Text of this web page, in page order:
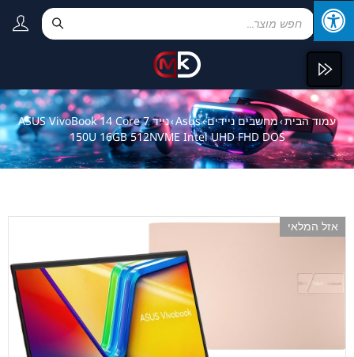
עמוד הבית›מחשבים ניידים›
Asus
›
נייד ASUS VivoBook 14 Core 7
150U 16GB 512NVME Intel UHD FHD DOS
אזל המלאי